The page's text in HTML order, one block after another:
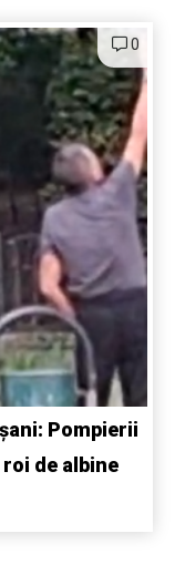
0
Pompierii
de albine